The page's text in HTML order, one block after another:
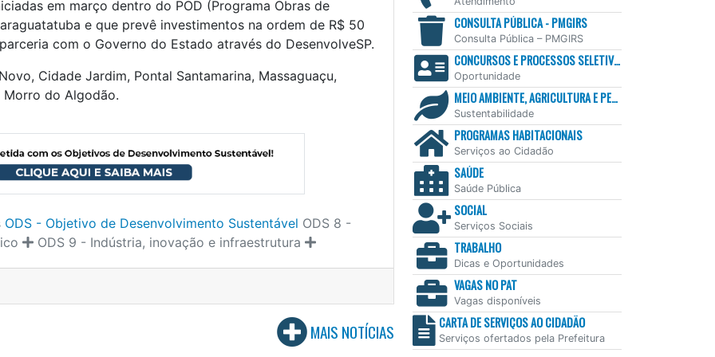
em março dentro do POD (Programa Obras de
e que prevê investimentos na ordem de R$ 50
com o Governo do Estado através do DesenvolveSP.
Cidade Jardim, Pontal Santamarina, Massaguaçu,
Morro do Algodão.
ODS - Objetivo de Desenvolvimento Sustentável ODS 8 -
ODS 9 - Indústria, inovação e infraestrutura
MAIS NOTÍCIAS
CONSULTA PÚBLICA - PMGIRS
Consulta Pública – PMGIRS
CONCURSOS E PROCESSOS SELETIVOS
Oportunidade
MEIO AMBIENTE, AGRICULTURA E PESCA
Sustentabilidade
PROGRAMAS HABITACIONAIS
Serviços ao Cidadão
SAÚDE
Saúde Pública
SOCIAL
Serviços Sociais
TRABALHO
Dicas e Oportunidades
VAGAS NO PAT
Vagas disponíveis
CARTA DE SERVIÇOS AO CIDADÃO
Serviços ofertados pela Prefeitura